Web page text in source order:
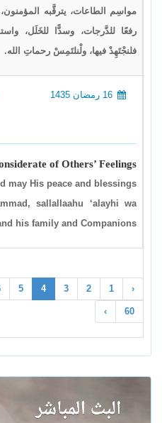
مواسِم الطاعات، يترقَّبه
رفعًا للدَّرجات، وسدًّا للخَلَل،
فلنجْتَهِدْ فيها، ولْنلتَمِسْ رحماتِ الله.
of Others’ Feelings
may His peace and blessings
sallallaahu ‘alayhi wa
his family and Companions.
‹
1
2
3
4
5
60
›